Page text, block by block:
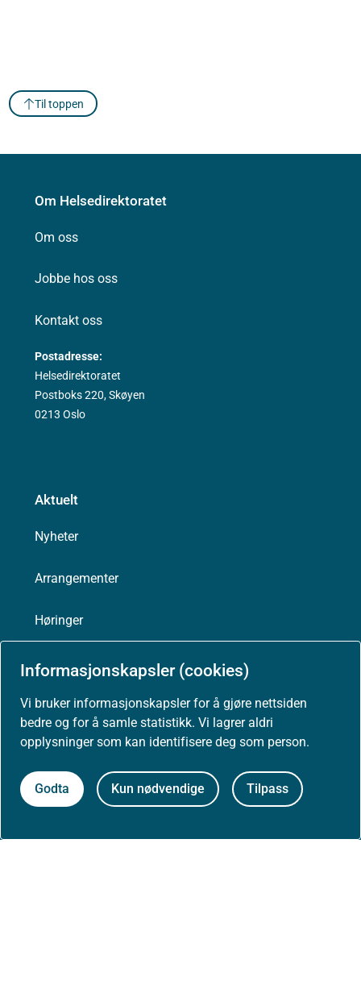
Informasjonskapsler (cookies)
Vi bruker informasjonskapsler for å gjøre nettsiden
bedre og for å samle statistikk. Vi lagrer aldri
opplysninger som kan identifisere deg som person.
Godta Kun nødvendige Tilpass
Til toppen
Om Helsedirektoratet
Om oss
Jobbe hos oss
Kontakt oss
Postadresse:
Helsedirektoratet
Postboks 220, Skøyen
0213 Oslo
Aktuelt
Nyheter
Arrangementer
Høringer
Presse
Om nettstedet
Personvernerklæring